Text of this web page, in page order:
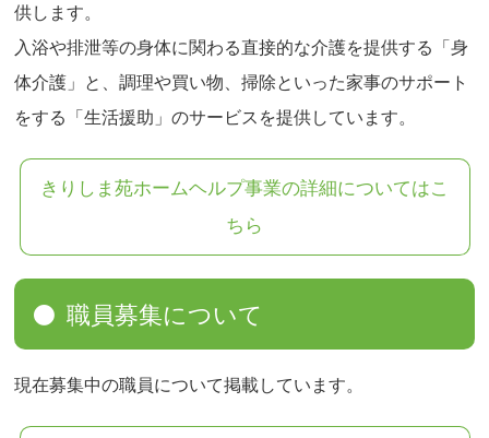
供します。
入浴や排泄等の身体に関わる直接的な介護を提供する「身
体介護」と、調理や買い物、掃除といった家事のサポート
をする「生活援助」のサービスを提供しています。
きりしま苑ホームヘルプ事業の詳細についてはこ
ちら
職員募集について
現在募集中の職員について掲載しています。